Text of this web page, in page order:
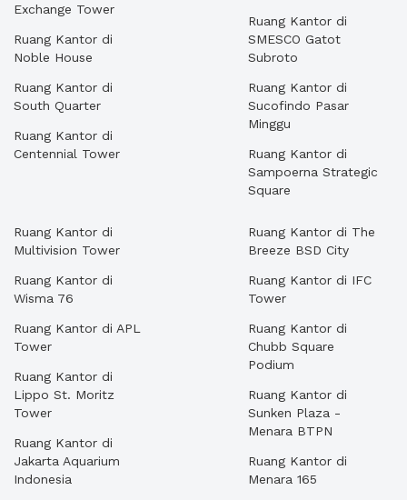
Exchange Tower
Ruang Kantor di
Noble House
Ruang Kantor di
South Quarter
Ruang Kantor di
Centennial Tower
Ruang Kantor di
SMESCO Gatot
Subroto
Ruang Kantor di
Sucofindo Pasar
Minggu
Ruang Kantor di
Sampoerna Strategic
Square
Ruang Kantor di
Multivision Tower
Ruang Kantor di
Wisma 76
Ruang Kantor di APL
Tower
Ruang Kantor di
Lippo St. Moritz
Tower
Ruang Kantor di
Jakarta Aquarium
Indonesia
Ruang Kantor di The
Breeze BSD City
Ruang Kantor di IFC
Tower
Ruang Kantor di
Chubb Square
Podium
Ruang Kantor di
Sunken Plaza -
Menara BTPN
Ruang Kantor di
Menara 165